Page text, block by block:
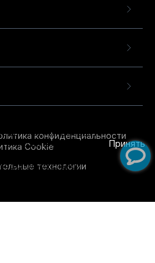
конфиденциальности
Cookie
технологии
использовать
с использованием
дополнительной
Принять